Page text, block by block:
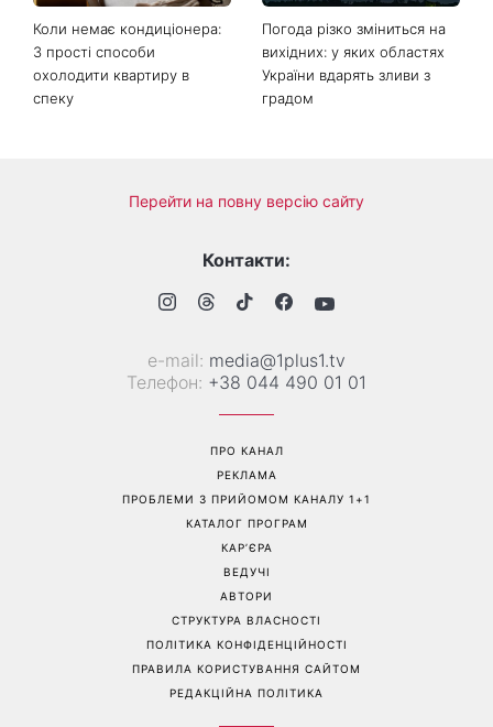
Коли немає кондиціонера:
Погода різко зміниться на
вихідних: у яких областях
України вдарять зливи з
градом